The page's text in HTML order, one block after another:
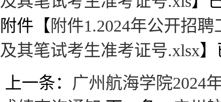
附件【 附件1.2024年公开招
及其笔试考生准考证号.xlsx
上一条： 广州航海学院2024